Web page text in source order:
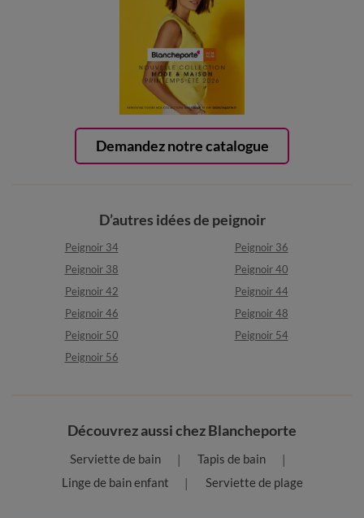
Demandez notre catalogue
D’autres idées de peignoir
Peignoir 34
Peignoir 36
Peignoir 38
Peignoir 40
Peignoir 42
Peignoir 44
Peignoir 46
Peignoir 48
Peignoir 50
Peignoir 54
Peignoir 56
Découvrez aussi chez Blancheporte
Serviette de bain
Tapis de bain
Linge de bain enfant
Serviette de plage